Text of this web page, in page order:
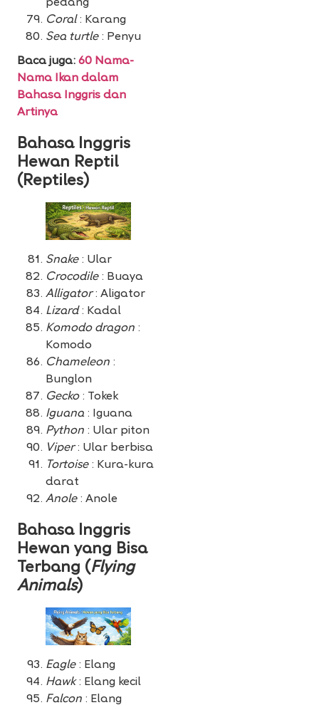
pedang
Coral: Karang
Sea turtle: Penyu
Baca juga: 60 Nama-
Nama Ikan dalam
Bahasa Inggris dan
Artinya
Bahasa Inggris
Hewan Reptil
(Reptiles)
Snake: Ular
Crocodile: Buaya
Alligator: Aligator
Lizard: Kadal
Komodo dragon :
Komodo
Chameleon :
Bunglon
Gecko: Tokek
Iguana: Iguana
Python : Ular piton
Viper: Ular berbisa
Tortoise: Kura-kura
darat
Anole: Anole
Bahasa Inggris
Hewan yang Bisa
Terbang (Flying
Animals)
Eagle: Elang
Hawk: Elang kecil
Falcon : Elang